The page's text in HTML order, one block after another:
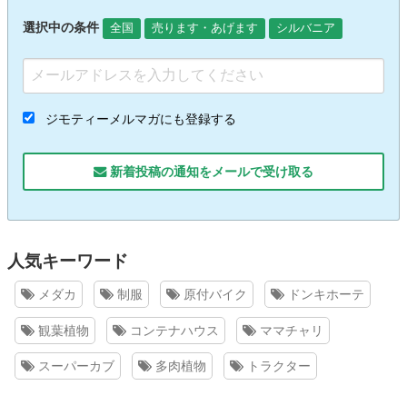
選択中の条件 全国 売ります・あげます シルバニア
ジモティーメルマガにも登録する
新着投稿の通知をメールで受け取る
人気キーワード
メダカ 制服 原付バイク ドンキホーテ
観葉植物 コンテナハウス ママチャリ
スーパーカブ 多肉植物 トラクター